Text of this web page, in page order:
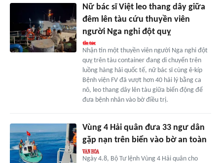
Nữ bác sĩ Việt leo thang dây giữa
đêm lên tàu cứu thuyền viên
người Nga nghi đột quỵ
Nhận tin một thuyền viên người Nga nghi đột
quỵ trên tàu container đang di chuyển trên
luồng hàng hải quốc tế, nữ bác sĩ cùng ê-kíp
Bệnh viện FV đã vượt hơn 40 hải lý bằng ca
nô, leo thang dây lên tàu giữa biển động để
đưa bệnh nhân vào bờ điều trị.
Vùng 4 Hải quân đưa 33 ngư dân
gặp nạn trên biển vào bờ an toàn
Ngày 4.8, Bộ Tư lệnh Vùng 4 Hải quân cho